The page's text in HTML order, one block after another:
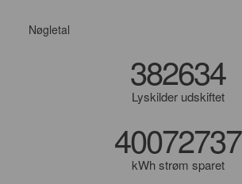
Nøgletal
382634
Lyskilder udskiftet
40072737
kWh strøm sparet